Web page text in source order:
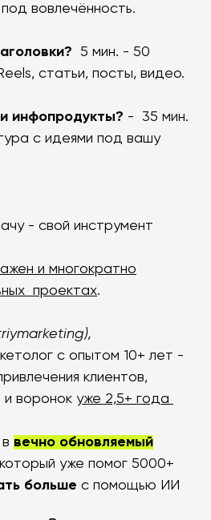
вовлечённость.
5 мин. - 50
статьи, посты, видео.
инфопродукты? - 35 мин.
с идеями под вашу
- свой инструмент
и многократно
проектах.
с опытом 10+ лет -
клиентов,
и воронок уже 2,5+ года
вечно обновляемый
который уже помог 5000+
больше с помощью ИИ